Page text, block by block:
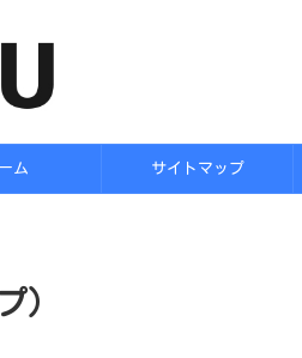
ム サイトマップ
）